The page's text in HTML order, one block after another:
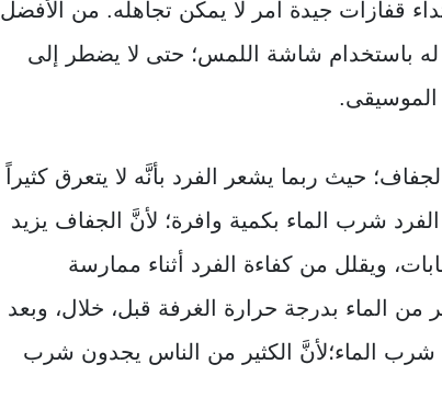
قفازات جيدة أمر لا يمكن تجاهله. من الأفضل
باستخدام شاشة اللمس؛ حتى لا يضطر إلى
الموسيقى.
حيث ربما يشعر الفرد بأنَّه لا يتعرق كثيراً
شرب الماء بكمية وافرة؛ لأنَّ الجفاف يزيد
ويقلل من كفاءة الفرد أثناء ممارسة
من الماء بدرجة حرارة الغرفة قبل، خلال، وبعد
شرب الماء؛لأنَّ الكثير من الناس يجدون شرب